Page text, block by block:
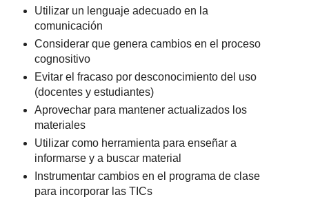
Utilizar un lenguaje adecuado en la
comunicación
Considerar que genera cambios en el proceso
cognositivo
Evitar el fracaso por desconocimiento del uso
(docentes y estudiantes)
Aprovechar para mantener actualizados los
materiales
Utilizar como herramienta para enseñar a
informarse y a buscar material
Instrumentar cambios en el programa de clase
para incorporar las TICs